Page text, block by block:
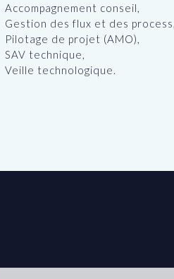
Accompagnement conseil,
Gestion des flux et des process,
Pilotage de projet (AMO),
SAV technique,
Veille technologique.